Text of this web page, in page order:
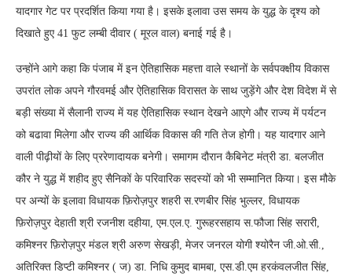
यादगार गेट पर प्रदर्शित किया गया है। इसके इलावा उस समय के युद्ध के दृश्य को
दिखाते हुए 41 फुट लम्बी दीवार ( मूरल वाल) बनाई गई है।
उन्होंने आगे कहा कि पंजाब में इन ऐतिहासिक महत्ता वाले स्थानों के सर्वपक्क्षीय विकास
उपरांत लोक अपने गौरवमई और ऐतिहासिक विरासत के साथ जुड़ेंगे और देश विदेश में से
बड़ी संख्या में सैलानी राज्य में यह ऐतिहासिक स्थान देखने आएगे और राज्य में पर्यटन
को बढावा मिलेगा और राज्य की आर्थिक विकास की गति तेज होगी। यह यादगार आने
वाली पीढ़ीयों के लिए प्ररेणादायक बनेगी। समागम दौरान कैबिनेट मंत्री डा. बलजीत
कौर ने युद्ध में शहीद हुए सैनिकों के परिवारिक सदस्यों को भी सम्मानित किया। इस मौके
पर अन्यों के इलावा विधायक फ़िरोज़पुर शहरी स.रणबीर सिंह भुल्लर, विधायक
फ़िरोज़पुर देहाती श्री रजनीश दहीया, एम.एल.ए. गुरूहरसहाय स.फौजा सिंह सरारी,
कमिश्नर फ़िरोज़पुर मंडल श्री अरुण सेखड़ी, मेजर जनरल योगी श्योरैन जी.ओ.सी.,
अतिरिक्त डिप्टी कमिश्नर ( ज) डा. निधि कुमुद बामबा, एस.डी.एम हरकंवलजीत सिंह,